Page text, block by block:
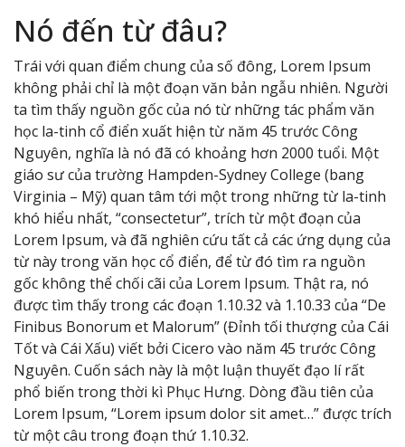
Nó đến từ đâu?
Trái với quan điểm chung của số đông, Lorem Ipsum
không phải chỉ là một đoạn văn bản ngẫu nhiên. Người
ta tìm thấy nguồn gốc của nó từ những tác phẩm văn
học la-tinh cổ điển xuất hiện từ năm 45 trước Công
Nguyên, nghĩa là nó đã có khoảng hơn 2000 tuổi. Một
giáo sư của trường Hampden-Sydney College (bang
Virginia – Mỹ) quan tâm tới một trong những từ la-tinh
khó hiểu nhất, “consectetur”, trích từ một đoạn của
Lorem Ipsum, và đã nghiên cứu tất cả các ứng dụng của
từ này trong văn học cổ điển, để từ đó tìm ra nguồn
gốc không thể chối cãi của Lorem Ipsum. Thật ra, nó
được tìm thấy trong các đoạn 1.10.32 và 1.10.33 của “De
Finibus Bonorum et Malorum” (Đỉnh tối thượng của Cái
Tốt và Cái Xấu) viết bởi Cicero vào năm 45 trước Công
Nguyên. Cuốn sách này là một luận thuyết đạo lí rất
phổ biến trong thời kì Phục Hưng. Dòng đầu tiên của
Lorem Ipsum, “Lorem ipsum dolor sit amet…” được trích
từ một câu trong đoạn thứ 1.10.32.